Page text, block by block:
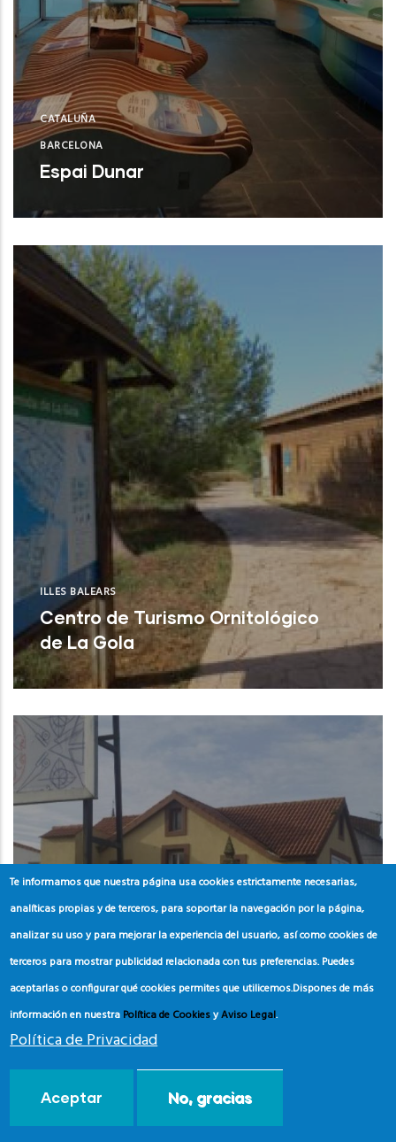
CATALUÑA
BARCELONA
Espai Dunar
Castelldefels (Barcelona)
ILLES BALEARS
Centro de Turismo Ornitológico
de La Gola
Pollença (Illes Balears)
GALICIA
Centro de Interpretación
Ambiental Foz do Miñor
Te informamos que nuestra página usa cookies estrictamente necesarias,
analíticas propias y de terceros, para soportar la navegación por la página,
analizar su uso y para mejorar la experiencia del usuario, así como cookies de
terceros para mostrar publicidad relacionada con tus preferencias. Puedes
aceptarlas o configurar qué cookies permites que utilicemos.Dispones de más
información en nuestra Política de CookiesyAviso Legal.
Política de Privacidad
Aceptar No, gracias